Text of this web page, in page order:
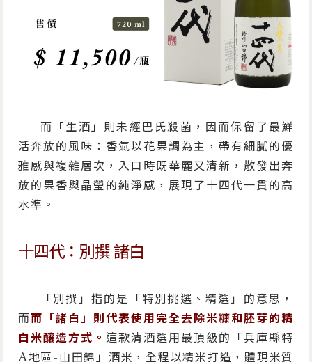
而「生酒」則未經巴氏殺菌，因而保留了最鮮
活奔放的風味：香氣以花果調為主，帶有細膩的優
雅感與複雜層次，入口時既華麗又清新，散發出奔
放的果香與晶瑩的純淨感，展現了十四代一貫的高
水準。
十四代：別撰 諸白
「別撰」指的是「特別挑選、精選」的意思，
而而「諸白」則代表使用完全去除米糠和胚芽的精
白米釀造方式。 這款清酒選用最頂級的「兵庫縣特
A地區-山田錦」酒米，全程以精米打造，體現米質